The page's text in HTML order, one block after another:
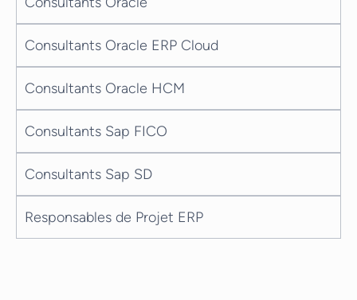
Consultants Oracle ERP Cloud
Consultants Oracle HCM
Consultants Sap FICO
Consultants Sap SD
Responsables de Projet ERP